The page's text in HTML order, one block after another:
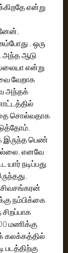
என்று
, ஒரு
அந்த ஆடு
என்று
வேறாக
அந்தக்
சொல்வதாக
இருந்த பெண்
எனவே
யார் நடிப்பது
சிவசங்கரன்
நம்பிக்கை
மணிக்கு
கலக்கத்தில்